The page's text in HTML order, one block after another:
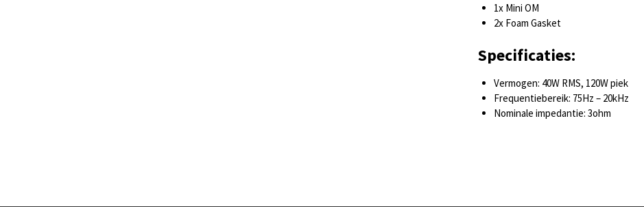
1x Mini OM
2x Foam Gasket
Specificaties:
Vermogen: 40W RMS, 120W piek
Frequentiebereik: 75Hz – 20kHz
Nominale impedantie: 3ohm